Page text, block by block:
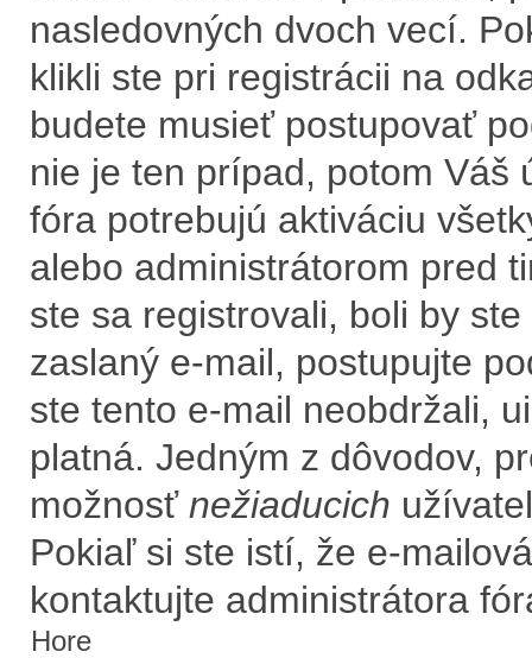
nasledovných dvoch vecí.
klikli ste pri registrácii na
budete musieť postupovať
nie je ten prípad, potom Váš
fóra potrebujú aktiváciu
alebo administrátorom pred
ste sa registrovali, boli by
zaslaný e-mail, postupujte
ste tento e-mail neobdržali,
platná. Jedným z dôvodov,
možnosť nežiaducich
Pokiaľ si ste istí, že e-
kontaktujte administrátora
Hore